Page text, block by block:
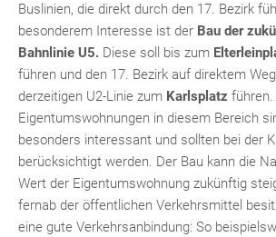
Buslinien, die direkt durch den 17. Bezirk
besonderem Interesse ist der Bau der
Bahnlinie U5. Diese soll bis zum
führen und den 17. Bezirk auf direktem
derzeitigen U2-Linie zum Karlsplatz führen.
Eigentumswohnungen in diesem Bereich
besonders interessant und sollten bei der
berücksichtigt werden. Der Bau kann die
Wert der Eigentumswohnung zukünftig
fernab der öffentlichen Verkehrsmittel
eine gute Verkehrsanbindung: So